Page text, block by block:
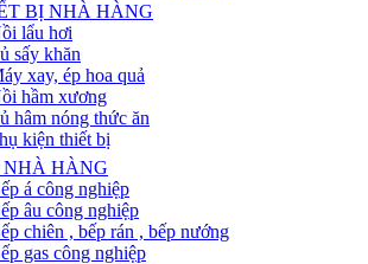
BỊ NHÀ HÀNG
lẩu hơi
sấy khăn
xay, ép hoa quả
hầm xương
hâm nóng thức ăn
kiện thiết bị
NHÀ HÀNG
á công nghiệp
âu công nghiệp
chiên , bếp rán , bếp nướng
gas công nghiệp